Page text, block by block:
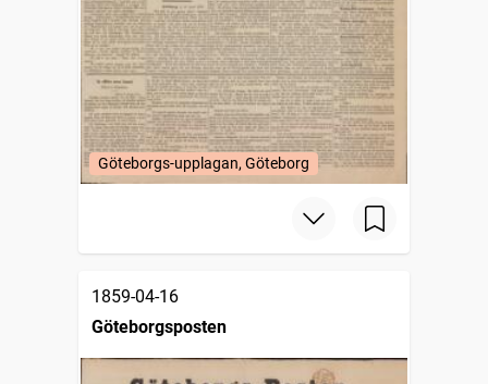
Göteborgs-upplagan, Göteborg
1859-04-16
Göteborgsposten